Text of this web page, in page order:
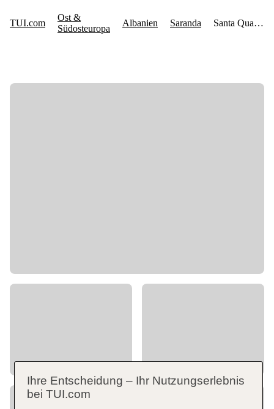
Ihre Entscheidung – Ihr Nutzungserlebnis
bei TUI.com